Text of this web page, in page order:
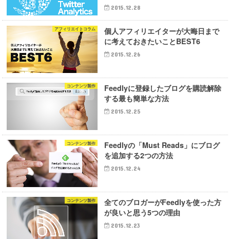
2015.12.28
アフィリエイトコラム
個人アフィリエイターが大晦日まで
に考えておきたいことBEST6
2015.12.26
コンテンツ製作
Feedlyに登録したブログを購読解除
する最も簡単な方法
2015.12.25
コンテンツ製作
Feedlyの「Must Reads」にブログ
を追加する2つの方法
2015.12.24
コンテンツ製作
全てのブロガーがFeedlyを使った方
が良いと思う5つの理由
2015.12.23